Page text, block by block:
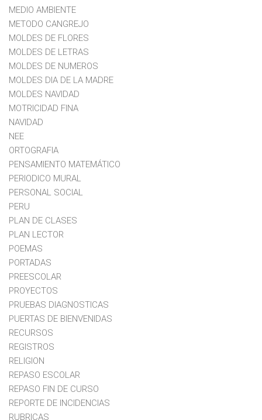
MEDIO AMBIENTE
METODO CANGREJO
MOLDES DE FLORES
MOLDES DE LETRAS
MOLDES DE NUMEROS
MOLDES DIA DE LA MADRE
MOLDES NAVIDAD
MOTRICIDAD FINA
NAVIDAD
NEE
ORTOGRAFIA
PENSAMIENTO MATEMÁTICO
PERIODICO MURAL
PERSONAL SOCIAL
PERU
PLAN DE CLASES
PLAN LECTOR
POEMAS
PORTADAS
PREESCOLAR
PROYECTOS
PRUEBAS DIAGNOSTICAS
PUERTAS DE BIENVENIDAS
RECURSOS
REGISTROS
RELIGION
REPASO ESCOLAR
REPASO FIN DE CURSO
REPORTE DE INCIDENCIAS
RUBRICAS